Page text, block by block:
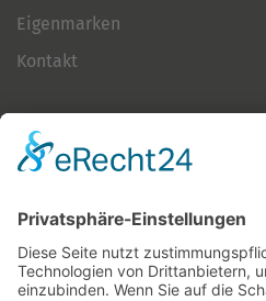
Eigenmarken
Kontakt
Folge mir